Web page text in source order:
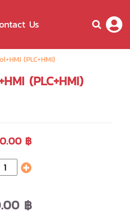
Us
(PLC+HMI)
(PLC+HMI)
0.00 ฿
฿